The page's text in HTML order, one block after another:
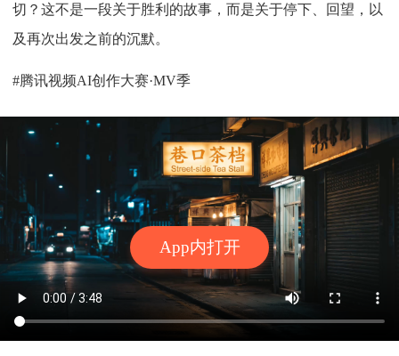
App内打开
切？这不是一段关于胜利的故事，而是关于停下、回望，以
及再次出发之前的沉默。
#腾讯视频AI创作大赛·MV季